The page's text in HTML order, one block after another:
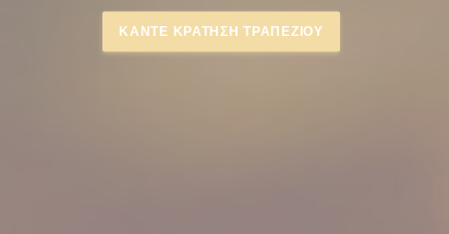
ΚΆΝΤΕ ΚΡΆΤΗΣΗ ΤΡΑΠΕΖΙΟΎ